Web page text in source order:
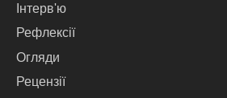
Інтерв'ю
Рефлексії
Огляди
Рецензії